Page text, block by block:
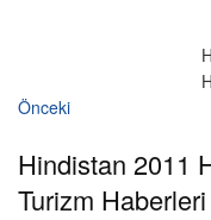
Önceki
Hindistan 2011
Turizm Haberleri